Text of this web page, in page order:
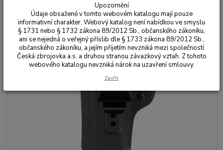
Upozornění
Údaje obsažené v tomto webovém katalogu mají pouze
informativní charakter. Webový katalog není nabídkou ve smyslu
§ 1731 nebo § 1732 zákona 89/2012 Sb., občanského zákoníku,
ani se nejedná o veřejný příslib dle § 1733 zákona 89/2012 Sb.,
občanského zákoníku, a jejím přijetím nevzniká mezi společností
Česká zbrojovka a.s. a druhou stranou závazkový vztah. Z tohoto
webového katalogu nevzniká nárok na uzavření smlouvy.
Zavřít